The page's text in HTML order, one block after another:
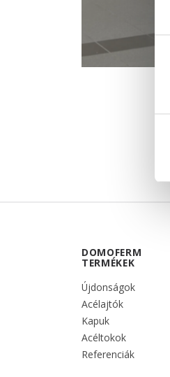
DOMOFERM
TERMÉKEK
Újdonságok
Acélajtók
Kapuk
Acéltokok
Referenciák